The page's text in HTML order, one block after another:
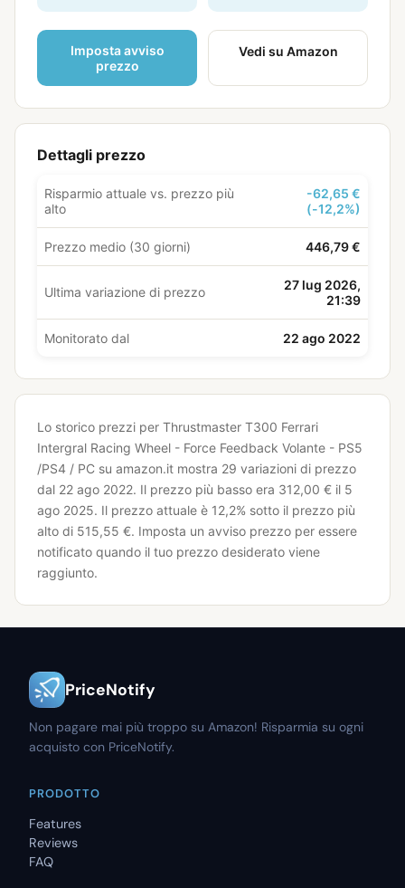
Imposta avviso
prezzo
Vedi su Amazon
Dettagli prezzo
Risparmio attuale vs. prezzo più
alto
-62,65 €
(-12,2%)
Prezzo medio (30 giorni) 446,79 €
Ultima variazione di prezzo
27 lug 2026,
21:39
Monitorato dal 22 ago 2022
Lo storico prezzi per Thrustmaster T300 Ferrari
Intergral Racing Wheel - Force Feedback Volante - PS5
/PS4 / PC su amazon.it mostra 29 variazioni di prezzo
dal 22 ago 2022. Il prezzo più basso era 312,00 € il 5
ago 2025. Il prezzo attuale è 12,2% sotto il prezzo più
alto di 515,55 €. Imposta un avviso prezzo per essere
notificato quando il tuo prezzo desiderato viene
raggiunto.
PriceNotify
Non pagare mai più troppo su Amazon! Risparmia su ogni
acquisto con PriceNotify.
PRODOTTO
Features
Reviews
FAQ